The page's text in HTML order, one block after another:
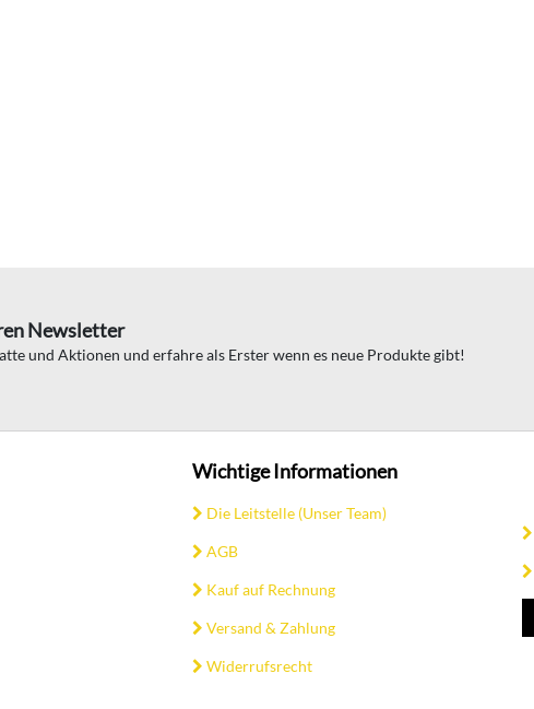
Newsletter
und Aktionen und erfahre als Erster wenn es neue Produkte gibt!
Wichtige Informationen
Die Leitstelle (Unser Team)
AGB
Kauf auf Rechnung
Versand & Zahlung
Widerrufsrecht